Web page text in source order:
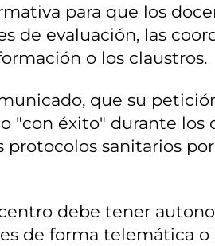
para que los
de evaluación, las
o los claustros.
que su
"con éxito" durante los
sanitarios
debe tener
de forma telemática o